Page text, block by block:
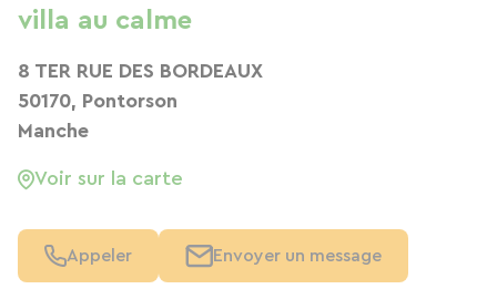
villa au calme
8 TER RUE DES BORDEAUX
50170, Pontorson
Manche
Voir sur la carte
Appeler Envoyer un message